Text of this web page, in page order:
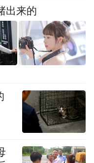
艺术感染力。张
光》以其悠扬且
鸣，蒙波里耶歌
音乐学院附中学
出来的